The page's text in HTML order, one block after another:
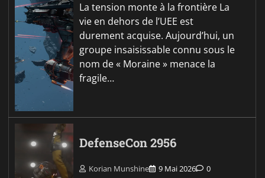
La tension monte à la frontière La
vie en dehors de l’UEE est
durement acquise. Aujourd’hui, un
groupe insaisissable connu sous le
nom de « Moraine » menace la
fragile…
DefenseCon 2956
Korian Munshine 9 Mai 2026 0